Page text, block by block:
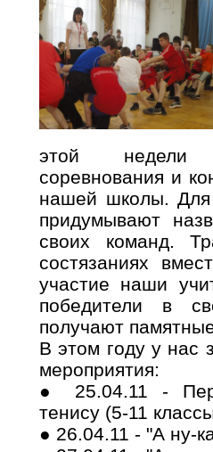
этой недели
соревнования и
нашей школы. Для
придумывают
своих команд.
состязаниях
участие наши
победители в
получают
В этом году у нас
мероприятия:
● 25.04.11 -
тенису (5-11
● 26.04.11 - "А ну-